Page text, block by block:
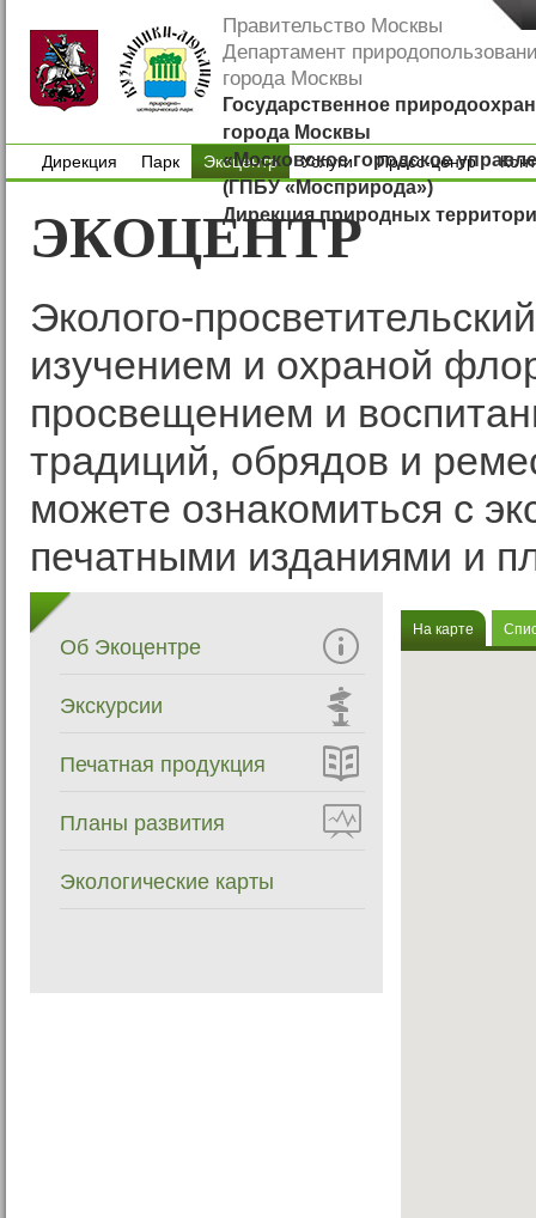
Правительство Москвы
Департамент
города Москвы
Государственное
города Москвы
«Московское городское
(ГПБУ «Мосприрода»)
Дирекция природных
Дирекция
Парк
Экоцентр
Услуги
Услуги
Пресс-центр
Пресс-центр
ЭКОЦЕНТР
Эколого-
изучением и охраной
просвещением и
традиций, обрядов и
можете ознакомиться с
печатными изданиями и
Об Экоцентре
Экскурсии
Печатная продукция
Планы развития
Экологические карты
На карте